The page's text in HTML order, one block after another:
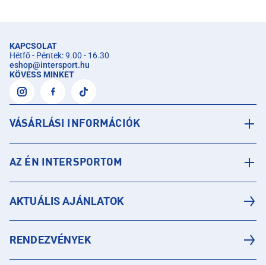
KAPCSOLAT
Hétfő - Péntek: 9.00 - 16.30
eshop@intersport.hu
KÖVESS MINKET
VÁSÁRLÁSI INFORMÁCIÓK
AZ ÉN INTERSPORTOM
AKTUÁLIS AJÁNLATOK
RENDEZVÉNYEK